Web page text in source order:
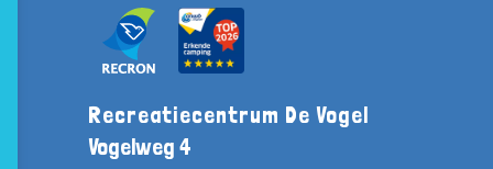
Recreatiecentrum De Vogel
Vogelweg 4